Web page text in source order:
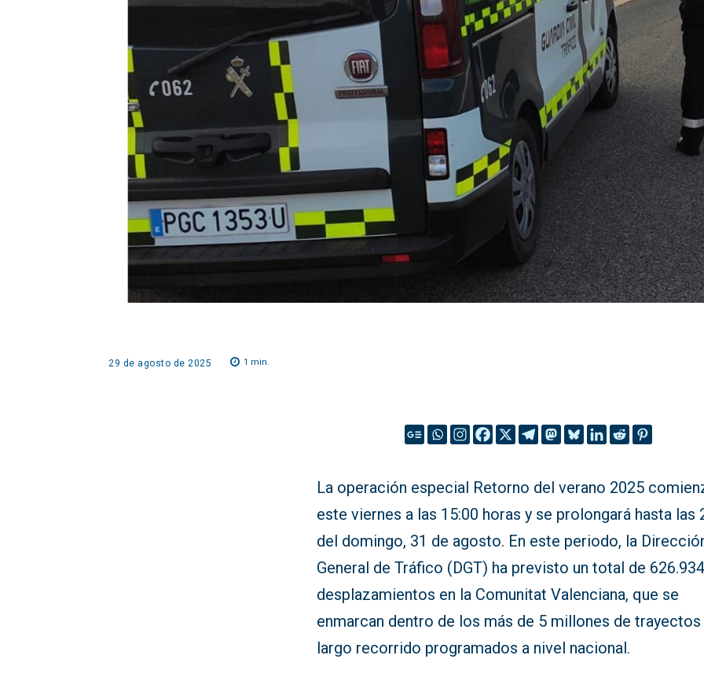
29 de agosto de 2025 1 min.
La operación especial Retorno del verano 2025
este viernes a las 15:00 horas y se prolongará hasta las
del domingo, 31 de agosto. En este periodo, la
General de Tráfico (DGT) ha previsto un total de
desplazamientos en la Comunitat Valenciana, que se
enmarcan dentro de los más de 5 millones de
largo recorrido programados a nivel nacional.